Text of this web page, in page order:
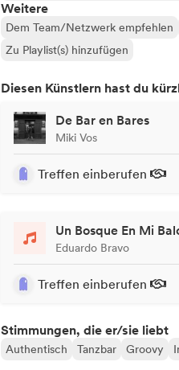
Weitere
Dem Team/Netzwerk empfehlen
Zu Playlist(s) hinzufügen
Diesen Künstlern hast du
De Bar en Bares
Miki Vos
Treffen einberufen
Un Bosque En Mi
Eduardo Bravo
Treffen einberufen
Stimmungen, die er/sie liebt
Authentisch Tanzbar Groovy